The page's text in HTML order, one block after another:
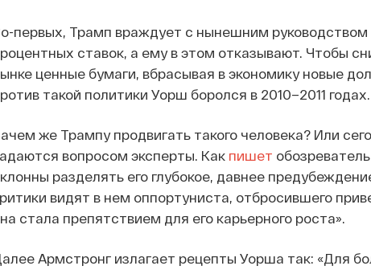
первых, Трамп враждует с нынешним
ставок, а ему в этом отказывают. Чтобы
ценные бумаги, вбрасывая в экономику новые
такой политики Уорш боролся в 2010–2011 годах.
же Трампу продвигать такого человека? Или
вопросом эксперты. Как пишет
разделять его глубокое, давнее
видят в нем оппортуниста, отбросившего
стала препятствием для его карьерного роста».
Армстронг излагает рецепты Уорша так: «Для